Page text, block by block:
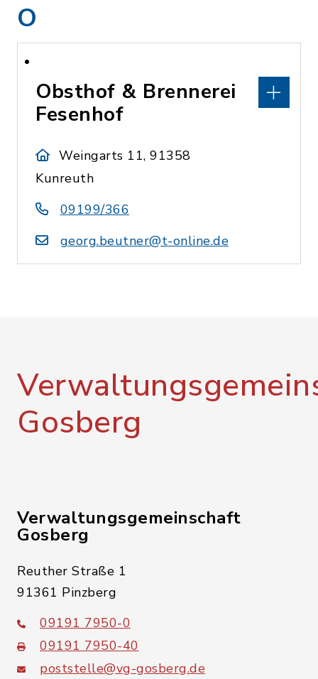
O
Obsthof & Brennerei
Fesenhof
Weingarts 11, 91358
Kunreuth
09199/366
georg.beutner@t-online.de
Gosberg
Verwaltungsgemeinschaft
Gosberg
Reuther Straße 1
91361 Pinzberg
09191 7950-0
09191 7950-40
poststelle@vg-gosberg.de